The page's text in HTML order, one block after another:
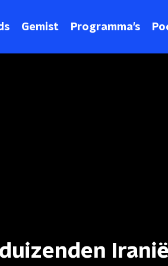
Gemist Programma's